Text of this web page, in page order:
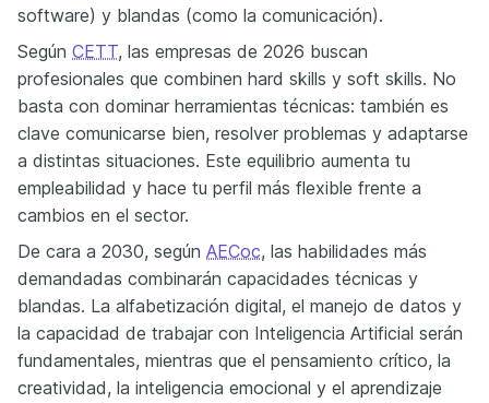
software) y blandas (como la comunicación).
Según CETT, las empresas de 2026 buscan
profesionales que combinen hard skills y soft skills. No
basta con dominar herramientas técnicas: también es
clave comunicarse bien, resolver problemas y adaptarse
a distintas situaciones. Este equilibrio aumenta tu
empleabilidad y hace tu perfil más flexible frente a
cambios en el sector.
De cara a 2030, según AECoc, las habilidades más
demandadas combinarán capacidades técnicas y
blandas. La alfabetización digital, el manejo de datos y
la capacidad de trabajar con Inteligencia Artificial serán
fundamentales, mientras que el pensamiento crítico, la
creatividad, la inteligencia emocional y el aprendizaje